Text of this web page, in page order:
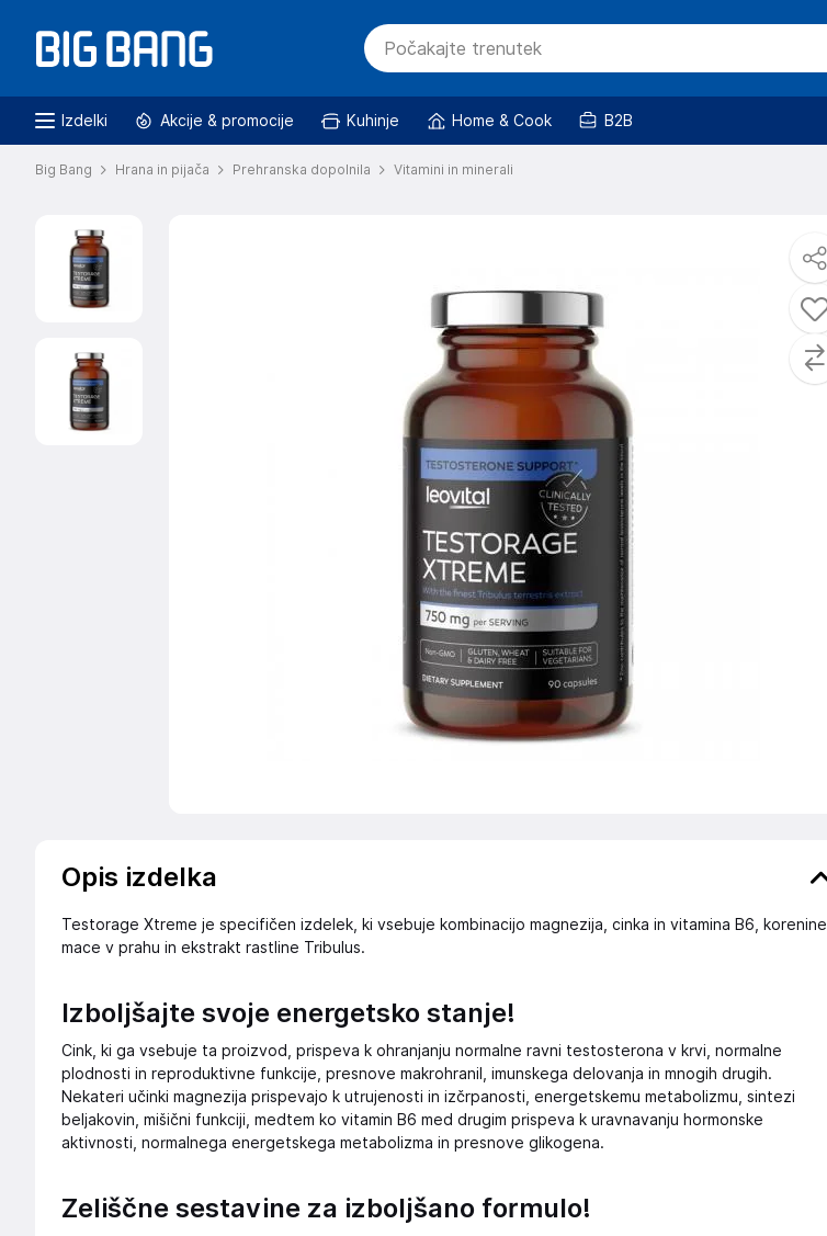
Izdelki Akcije & promocije Kuhinje Home & Cook B2B
Big Bang Hrana in pijača Prehranska dopolnila Vitamini in minerali
Opis izdelka
Testorage Xtreme je specifičen izdelek, ki vsebuje kombinacijo magnezija, cinka in vitamina B6, korenine
mace v prahu in ekstrakt rastline Tribulus.
Izboljšajte svoje energetsko stanje!
Cink, ki ga vsebuje ta proizvod, prispeva k ohranjanju normalne ravni testosterona v krvi, normalne
plodnosti in reproduktivne funkcije, presnove makrohranil, imunskega delovanja in mnogih drugih.
Nekateri učinki magnezija prispevajo k utrujenosti in izčrpanosti, energetskemu metabolizmu, sintezi
beljakovin, mišični funkciji, medtem ko vitamin B6 med drugim prispeva k uravnavanju hormonske
aktivnosti, normalnega energetskega metabolizma in presnove glikogena.
Zeliščne sestavine za izboljšano formulo!